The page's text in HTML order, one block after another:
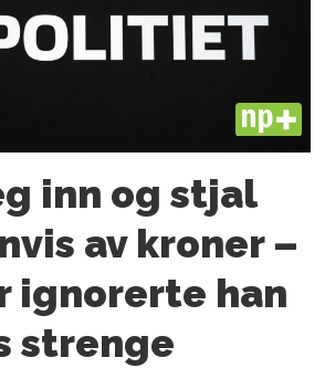
PLUS
inn og stjal
av kroner –
ignorerte han
strenge